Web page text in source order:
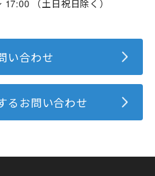
（土日祝日除く）
い合わせ
るお問い合わせ